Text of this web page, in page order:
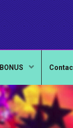
BONUS